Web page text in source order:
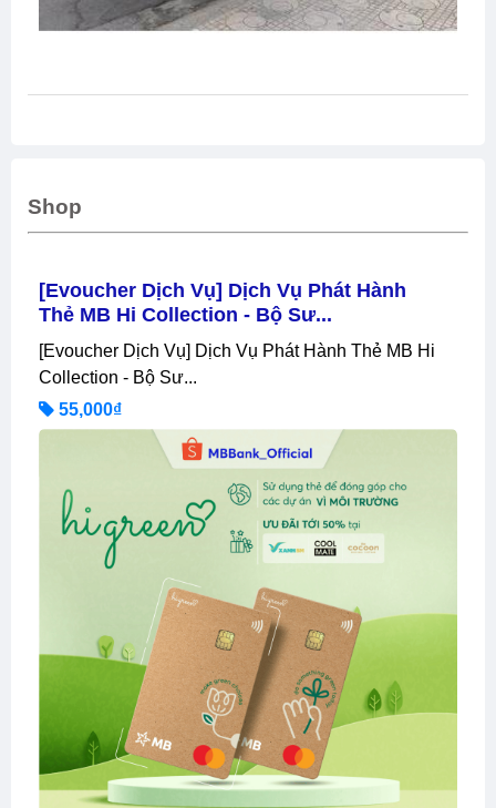
Shop
[Evoucher Dịch Vụ] Dịch Vụ Phát Hành
Thẻ MB Hi Collection - Bộ Sư...
[Evoucher Dịch Vụ] Dịch Vụ Phát Hành Thẻ MB Hi
Collection - Bộ Sư...
55,000₫